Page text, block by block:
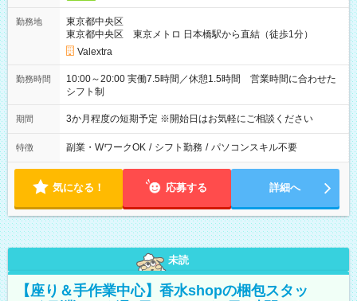
勤務地
東京都中央区
東京都中央区 東京メトロ 日本橋駅から直結（徒歩1分）
Valextra
勤務時間
10:00～20:00 実働7.5時間／休憩1.5時間 営業時間に合わせた
シフト制
期間 3か月程度の短期予定 ※開始日はお気軽にご相談ください
特徴 副業・WワークOK / シフト勤務 / パソコンスキル不要
気になる！ 応募する 詳細へ
未読
【座り＆手作業中心】香水shopの梱包スタッ